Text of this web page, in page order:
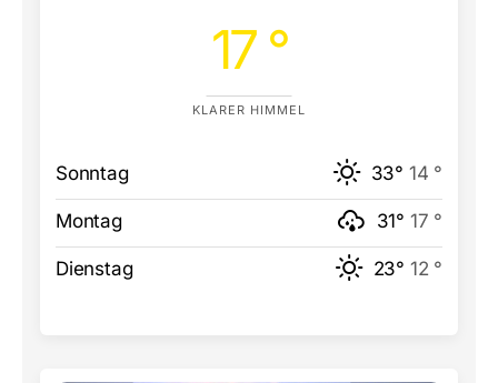
17 °
KLARER HIMMEL
Sonntag 33° 14 °
Montag 31° 17 °
Dienstag 23° 12 °